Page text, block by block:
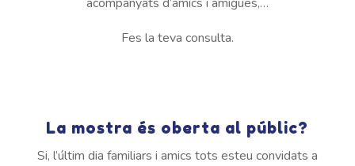
Fes la teva consulta.
La mostra és oberta al públic?
Si, l’últim dia familiars i amics tots esteu convidats a